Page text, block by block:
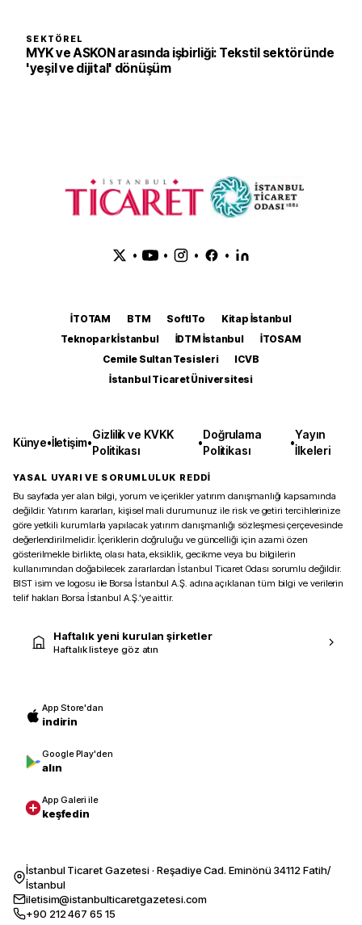
SEKTÖREL
MYK ve ASKON arasında işbirliği: Tekstil sektöründe
'yeşil ve dijital' dönüşüm
• • • •
İTOTAM BTM SoftITo
Kitap İstanbul
Teknopark İstanbul
İDTM İstanbul
İTOSAM
Cemile Sultan Tesisleri
ICVB
İstanbul Ticaret Üniversitesi
Künye•İletişim•
Gizlilik ve KVKK
Politikası
•
Doğrulama
Politikası
•
Yayın
İlkeleri
YASAL UYARI VE SORUMLULUK REDDİ
Bu sayfada yer alan bilgi, yorum ve içerikler yatırım danışmanlığı kapsamında
değildir. Yatırım kararları, kişisel mali durumunuz ile risk ve getiri tercihlerinize
göre yetkili kurumlarla yapılacak yatırım danışmanlığı sözleşmesi çerçevesinde
değerlendirilmelidir. İçeriklerin doğruluğu ve güncelliği için azami özen
gösterilmekle birlikte, olası hata, eksiklik, gecikme veya bu bilgilerin
kullanımından doğabilecek zararlardan İstanbul Ticaret Odası sorumlu değildir.
BIST isim ve logosu ile Borsa İstanbul A.Ş. adına açıklanan tüm bilgi ve verilerin
telif hakları Borsa İstanbul A.Ş.’ye aittir.
Haftalık yeni kurulan şirketler
Haftalık listeye göz atın
App Store'dan
indirin
Google Play'den
alın
App Galeri ile
keşfedin
İstanbul Ticaret Gazetesi · Reşadiye Cad. Eminönü 34112 Fatih/
İstanbul
iletisim@istanbulticaretgazetesi.com
+90 212 467 65 15